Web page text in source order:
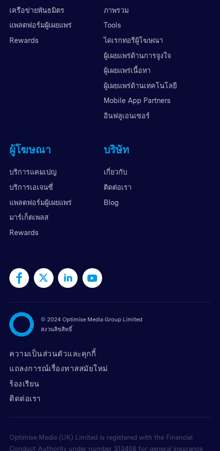
เครือข่ายพันธมิตร
แพลตฟอร์มผู้เผยแพร่
Rewards
ภาพรวม
Tools
ไดเรกทอรีผู้โฆษณา
ผู้เผยแพร่ด้านการจูงใจ
ผู้เผยแพร่เนื้อหา
ผู้เผยแพร่ด้านเทคโนโลยี
Mobile App Partners
อินฟลูเอนเซอร์
ผู้โฆษณา
บริการแคมเปญ
บริการเอเจนซี่
แพลตฟอร์มผู้เผยแพร่
มาร์เก็ตเพลส
Rewards
บริษัท
เกี่ยวกับ
ติดต่อเรา
Blog
© 2024 Optimise Media Group Limited
สงวนลิขสิทธิ์
ความเป็นส่วนตัวและคุกกี้
แถลงการณ์เรื่องทาสสมัยใหม่
ร้องเรียน
ติดต่อเรา
Optimise Media (UK) Limited is registered with the Financial
Conduct Authority under number 313408 for general insurance